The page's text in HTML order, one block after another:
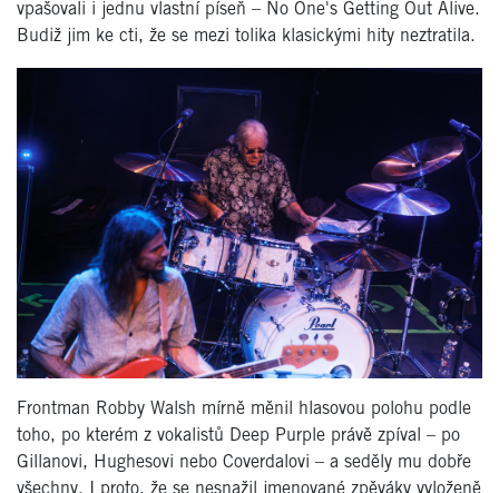
vpašovali i jednu vlastní píseň – No One's Getting Out Alive.
Budiž jim ke cti, že se mezi tolika klasickými hity neztratila.
Frontman Robby Walsh mírně měnil hlasovou polohu podle
toho, po kterém z vokalistů Deep Purple právě zpíval – po
Gillanovi, Hughesovi nebo Coverdalovi – a seděly mu dobře
všechny. I proto, že se nesnažil jmenované zpěváky vyloženě